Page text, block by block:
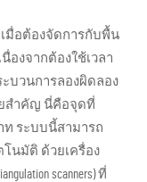
มื่อต้องจัดการกับพื้น
องจากต้องใช้เวลา
บวนการลองผิดลอง
สำคัญ นี่คือจุดที่
ระบบนี้สามารถ
นมัติ ด้วยเครื่อง
scanners) ที่